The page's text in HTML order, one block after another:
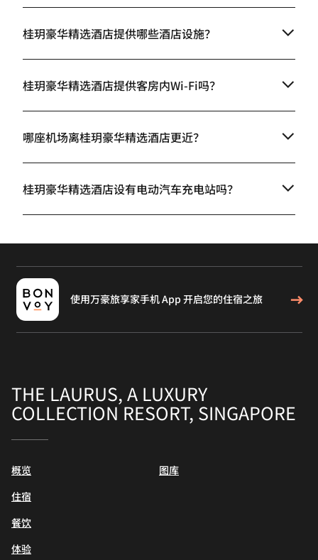
桂玥豪华精选酒店提供哪些酒店设施？
桂玥豪华精选酒店提供客房内Wi-Fi吗？
哪座机场离桂玥豪华精选酒店更近？
桂玥豪华精选酒店设有电动汽车充电站吗？
使用万豪旅享家手机 App 开启您的住宿之旅
THE LAURUS, A LUXURY
COLLECTION RESORT, SINGAPORE
概览
住宿
餐饮
体验
图库